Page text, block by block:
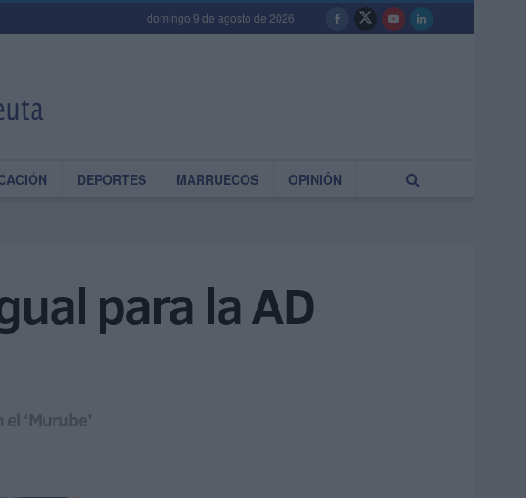
domingo 9 de agosto de 2026
DEPORTES MARRUECOS OPINIÓN
para la AD
‘Murube’